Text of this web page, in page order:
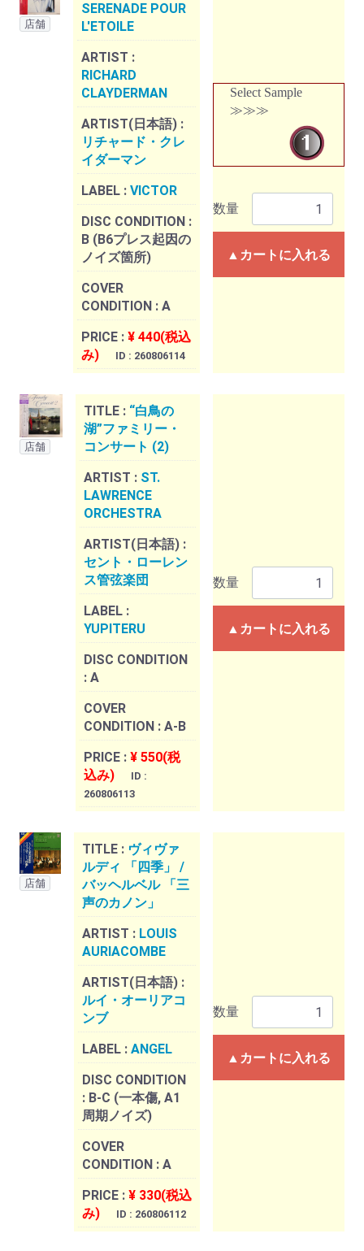
店舗
SERENADE POUR
L'ETOILE
ARTIST :
RICHARD
CLAYDERMAN
ARTIST(日本語) :
リチャード・クレ
イダーマン
LABEL : VICTOR
DISC CONDITION :
B (B6プレス起因の
ノイズ箇所)
COVER
CONDITION : A
PRICE : ¥ 440(税込
み)
ID : 260806114
Select Sample
≫≫≫
数量
▲カートに入れる
店舗
TITLE : “白鳥の
湖”ファミリー・
コンサート (2)
ARTIST : ST.
LAWRENCE
ORCHESTRA
ARTIST(日本語) :
セント・ローレン
ス管弦楽団
LABEL :
YUPITERU
DISC CONDITION
: A
COVER
CONDITION : A-B
PRICE : ¥ 550(税
込み)
ID :
260806113
数量
▲カートに入れる
店舗
TITLE : ヴィヴァ
ルディ 「四季」 /
バッヘルベル 「三
声のカノン」
ARTIST : LOUIS
AURIACOMBE
ARTIST(日本語) :
ルイ・オーリアコ
ンブ
LABEL : ANGEL
DISC CONDITION
: B-C (一本傷, A1
周期ノイズ)
COVER
CONDITION : A
PRICE : ¥ 330(税込
み)
ID : 260806112
数量
▲カートに入れる